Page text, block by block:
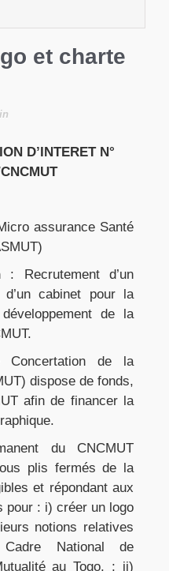
et charte
D’INTERET N°
assurance Santé
: Recrutement d’un
cabinet pour la
de la
Concertation de la
dispose de fonds,
afin de financer la
du CNCMUT
plis fermés de la
et répondant aux
pour : i) créer un logo
notions relatives
National de
au Togo. ; ii)